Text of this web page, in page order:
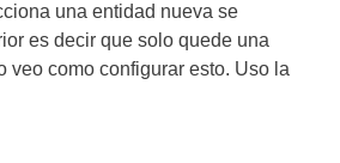
una entidad nueva se
es decir que solo quede una
veo como configurar esto. Uso la